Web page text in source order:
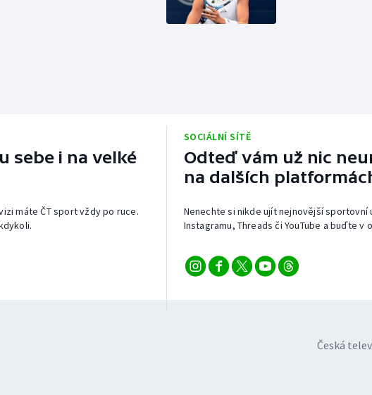
sebe i na velké
máte ČT sport vždy po ruce.
SOCIÁLNÍ SÍTĚ
Odteď vám už nic
na dalších
Nenechte si nikde ujít nejnovější sportovní
Instagramu, Threads či YouTube a buďte v
Česká